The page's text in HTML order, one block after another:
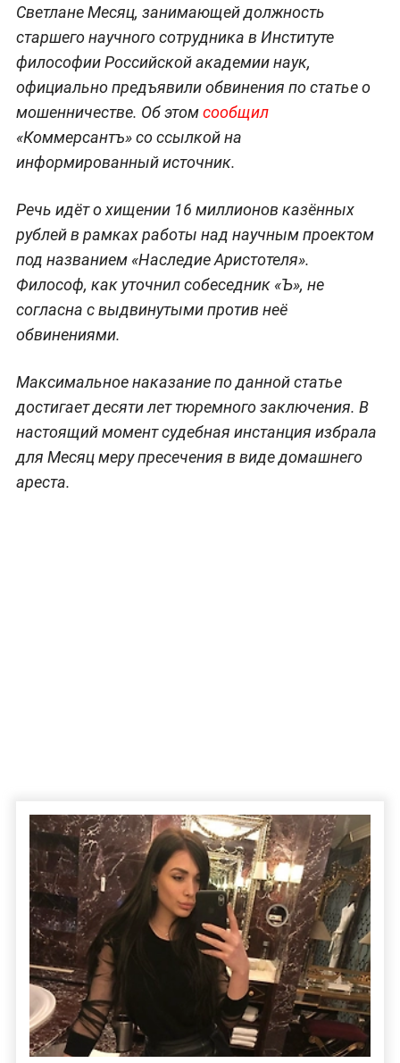
Светлане Месяц, занимающей должность
старшего научного сотрудника в Институте
философии Российской академии наук,
официально предъявили обвинения по статье о
мошенничестве. Об этомсообщил
«Коммерсантъ» со ссылкой на
информированный источник.
Речь идёт о хищении 16 миллионов казённых
рублей в рамках работы над научным проектом
под названием «Наследие Аристотеля».
Философ, как уточнил собеседник «Ъ», не
согласна с выдвинутыми против неё
обвинениями.
Максимальное наказание по данной статье
достигает десяти лет тюремного заключения. В
настоящий момент судебная инстанция избрала
для Месяц меру пресечения в виде домашнего
ареста.